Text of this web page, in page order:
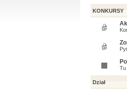
KONKURSY
Tu
Dział